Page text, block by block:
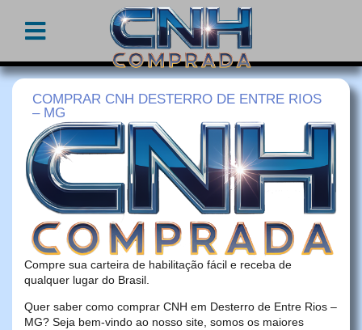
COMPRAR CNH DESTERRO DE ENTRE RIOS
– MG
Compre sua carteira de habilitação fácil e receba de
qualquer lugar do Brasil.
Quer saber como comprar CNH em Desterro de Entre Rios –
MG? Seja bem-vindo ao nosso site, somos os maiores